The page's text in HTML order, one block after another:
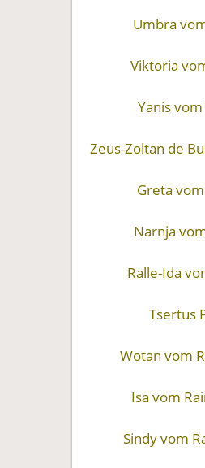
Umbra
Viktoria
Yanis
Zeus-Zoltan de
Greta
Narnja
Ralle-Ida
Tsertus
Wotan vom
Isa vom
Sindy vom